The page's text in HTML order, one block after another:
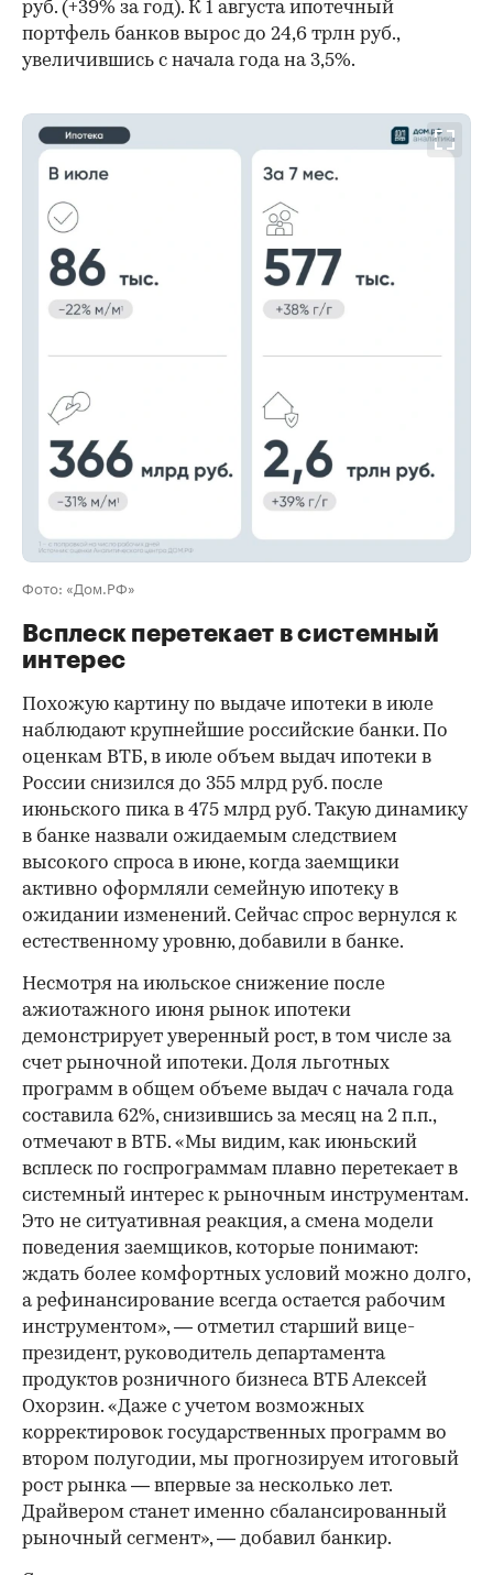
руб. (+39% за год). К 1 августа ипотечный
портфель банков вырос до 24,6 трлн руб.,
увеличившись с начала года на 3,5%.
Фото: «Дом.РФ»
Всплеск перетекает в системный
интерес
Похожую картину по выдаче ипотеки в июле
наблюдают крупнейшие российские банки. По
оценкам ВТБ, в июле объем выдач ипотеки в
России снизился до 355 млрд руб. после
июньского пика в 475 млрд руб. Такую динамику
в банке назвали ожидаемым следствием
высокого спроса в июне, когда заемщики
активно оформляли семейную ипотеку в
ожидании изменений. Сейчас спрос вернулся к
естественному уровню, добавили в банке.
Несмотря на июльское снижение после
ажиотажного июня рынок ипотеки
демонстрирует уверенный рост, в том числе за
счет рыночной ипотеки. Доля льготных
программ в общем объеме выдач с начала года
составила 62%, снизившись за месяц на 2 п.п.,
отмечают в ВТБ. «Мы видим, как июньский
всплеск по госпрограммам плавно перетекает в
системный интерес к рыночным инструментам.
Это не ситуативная реакция, а смена модели
поведения заемщиков, которые понимают:
ждать более комфортных условий можно долго,
а рефинансирование всегда остается рабочим
инструментом», — отметил старший вице-
президент, руководитель департамента
продуктов розничного бизнеса ВТБ Алексей
Охорзин. «Даже с учетом возможных
корректировок государственных программ во
втором полугодии, мы прогнозируем итоговый
рост рынка — впервые за несколько лет.
Драйвером станет именно сбалансированный
рыночный сегмент», — добавил банкир.